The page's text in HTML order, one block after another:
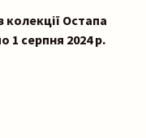
колекції Остапа
1 серпня 2024 р.